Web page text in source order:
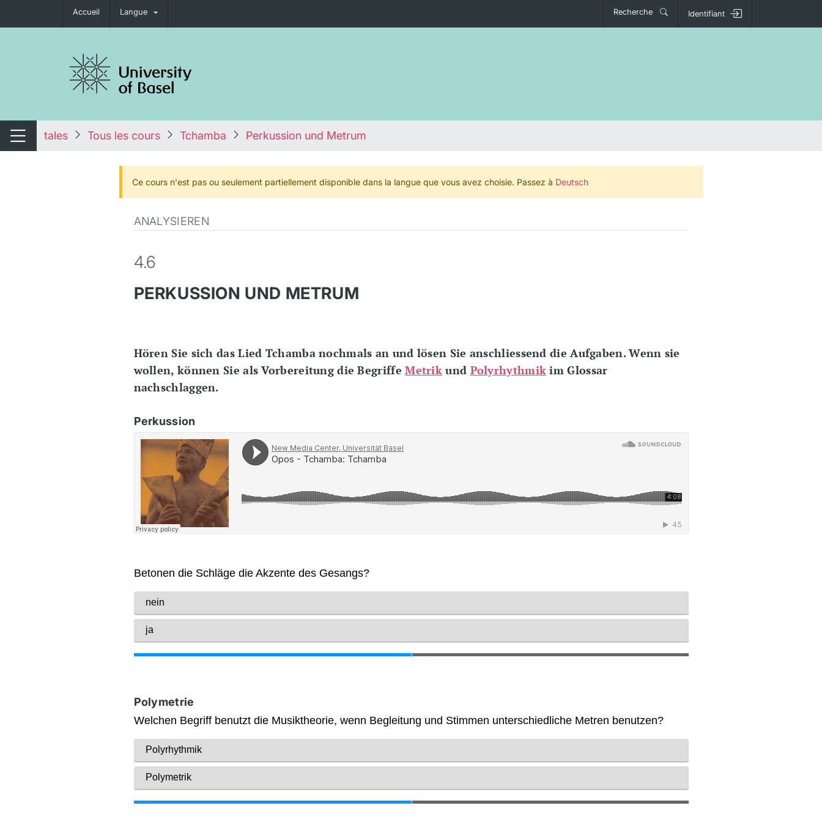
Accueil Langue Recherche Identifiant
de navigation
Changer de navigation
tales Tous les cours Tchamba Perkussion und Metrum
Ce cours n'est pas ou seulement partiellement disponible dans la langue que vous avez choisie. Passez à Deutsch
ANALYSIEREN
4.6
PERKUSSION UND METRUM
Hören Sie sich das Lied Tchamba nochmals an und lösen Sie anschliessend die Aufgaben. Wenn sie
wollen, können Sie als Vorbereitung die BegriffeMetrik und Polyrhythmik im Glossar
nachschlaggen.
Perkussion
Polymetrie